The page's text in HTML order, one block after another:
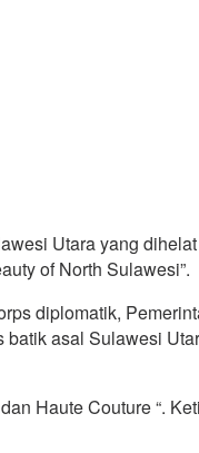
Utara yang
of North Sulawesi”.
diplomatik,
asal Sulawesi
Haute Couture “.